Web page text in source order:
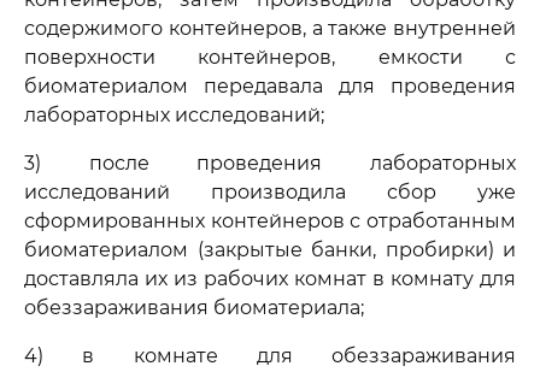
содержимого контейнеров, а также внутренней
поверхности контейнеров, емкости с
биоматериалом передавала для проведения
лабораторных исследований;
3) после проведения лабораторных
исследований производила сбор уже
сформированных контейнеров с отработанным
биоматериалом (закрытые банки, пробирки) и
доставляла их из рабочих комнат в комнату для
обеззараживания биоматериала;
4) в комнате для обеззараживания